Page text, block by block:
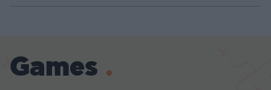
Games